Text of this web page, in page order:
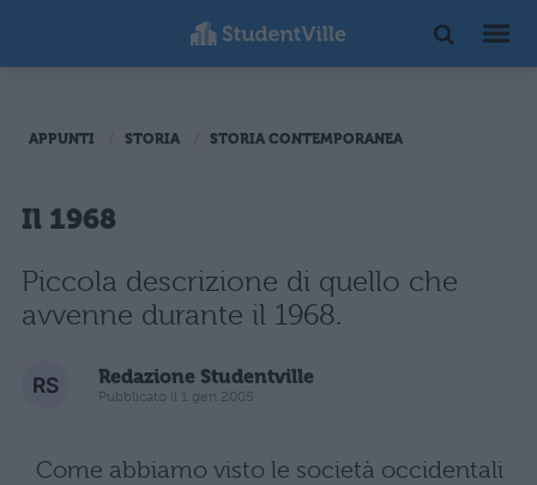
APPUNTI STORIA STORIA CONTEMPORANEA
Il 1968
Piccola descrizione di quello che
avvenne durante il 1968.
Redazione Studentville
Pubblicato il 1 gen 2005
Come abbiamo visto le società occidentali